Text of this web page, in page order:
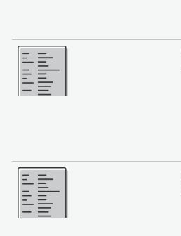
Enemmän
Enemmän